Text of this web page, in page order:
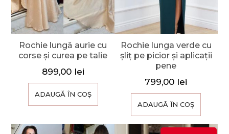
Rochie lungă aurie cu
corse și curea pe talie
899,00 lei
ADAUGĂ ÎN COȘ
Rochie lunga verde cu
șliț pe picior și aplicații
pene
799,00 lei
ADAUGĂ ÎN COȘ